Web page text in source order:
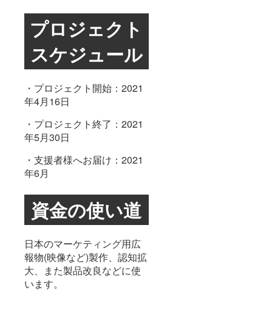
プロジェクト
スケジュール
・プロジェクト開始：2021
年4月16日
・プロジェクト終了：2021
年5月30日
・支援者様へお届け：2021
年6月
資金の使い道
日本のマーケティング用広
報物(映像など)製作、認知拡
大、また製品改良などに使
います。